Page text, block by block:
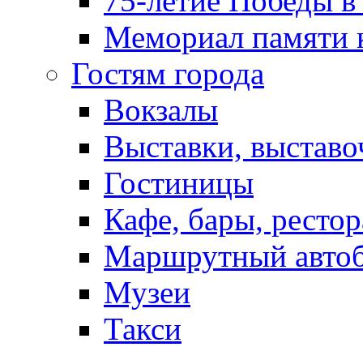
Мемориал памяти
Гостям города
Вокзалы
Выставки,
Гостиницы
Кафе, бары,
Маршрутный
Музеи
Такси